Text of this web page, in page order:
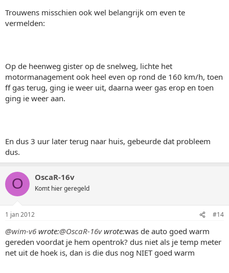
Trouwens misschien ook wel belangrijk om even te
vermelden:
Op de heenweg gister op de snelweg, lichte het
motormanagement ook heel even op rond de 160 km/h, toen
ff gas terug, ging ie weer uit, daarna weer gas erop en toen
ging ie weer aan.
En dus 3 uur later terug naar huis, gebeurde dat probleem
dus.
O OscaR-16v
Komt hier geregeld
1 jan 2012 #14
@wim-v6 wrote:@OscaR-16vwrote:was de auto goed warm
gereden voordat je hem opentrok? dus niet als je temp meter
net uit de hoek is, dan is die dus nog NIET goed warm